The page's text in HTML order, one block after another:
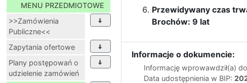
MENU PRZEDMIOTOWE
>>Zamówienia
Publiczne<<
Zapytania ofertowe
Plany postępowań o
udzielenie zamówień
Przewidywany czas
Brochów: 9 lat
Informacje o dokumencie:
Informację wprowawdził(a)
Data udostępnienia w BIP: